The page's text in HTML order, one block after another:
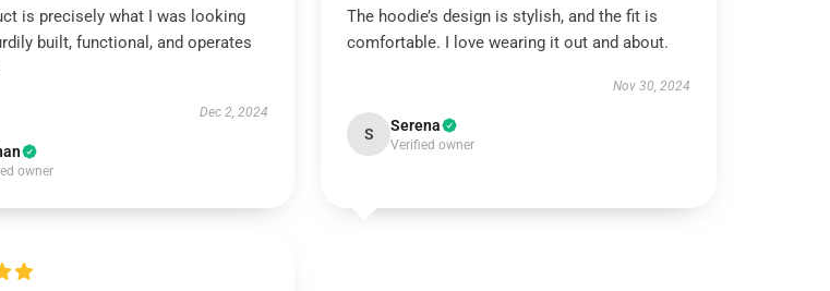
is precisely what I was looking
built, functional, and operates
Dec 2, 2024
owner
The hoodie’s design is stylish, and the fit is
comfortable. I love wearing it out and about.
Nov 30, 2024
S Serena
Verified owner